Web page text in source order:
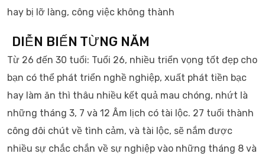
hay bị lỡ làng, công việc không thành
DIỄN BIẾN TỪNG NĂM
Từ 26 đến 30 tuổi: Tuổi 26, nhiều triển vọng tốt đẹp cho
bạn có thể phát triển nghề nghiệp, xuất phát tiền bạc
hay làm ăn thì thâu nhiều kết quả mau chóng, nhứt là
những tháng 3, 7 và 12 Âm lịch có tài lộc. 27 tuổi thành
công đôi chút về tình cảm, và tài lộc, sẽ nắm được
nhiều sự chắc chắn về sự nghiệp vào những tháng 8 và